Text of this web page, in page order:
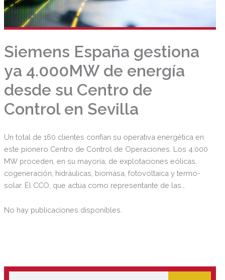
Siemens España gestiona
ya 4.000MW de energía
desde su Centro de
Control en Sevilla
Un total de 160 clientes confían su operativa energética en
este pionero Centro de Control de Operaciones. Los 4.000
MW proceden, en su mayoría, de explotaciones eólicas,
cogeneración, hidráulicas, biomasa, fotovoltaica y termo-
solar. El CCO, que actúa como representante de las
Delegado y Telemedida en tiempo real para cubrir todas las
No hay publicaciones disponibles.